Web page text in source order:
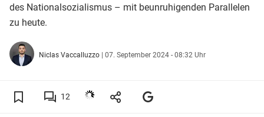
des Nationalsozialismus – mit beunruhigenden Parallelen
zu heute.
Niclas Vaccalluzzo | 07. September 2024 - 08:32 Uhr
12